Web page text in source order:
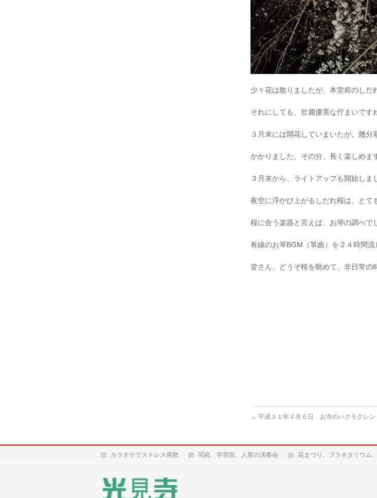
少々花は散りましたが、本堂前のしだ
それにしても、壮麗優美な佇まいです
３月末には開花していまいたが、幾
かかりました。その分、長く楽しめま
３月末から、ライトアップも開始しま
夜空に浮かび上がるしだれ桜は、とて
桜に合う楽器と言えば、お琴の調べで
有線のお琴BGM（箏曲）を２４時間流
皆さん、どうぞ桜を眺めて、非日
← 平成３１年４月６日 お寺のハクモクレン
カラオケでストレス発散 写経、学習室、人形の演奏会 花まつり、プラネタリウム